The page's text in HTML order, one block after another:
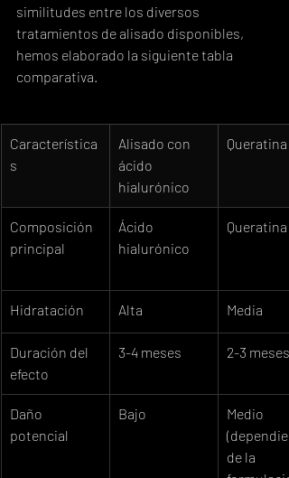
similitudes entre los diversos
tratamientos de alisado disponibles,
hemos elaborado la siguiente tabla
comparativa.
Característica
s
Alisado con
ácido
hialurónico
Queratina
Composición
principal
Ácido
hialurónico
Queratina
Hidratación Alta Media
Duración del
efecto
3-4 meses 2-3 meses
Daño
potencial
Bajo
Medio
de la